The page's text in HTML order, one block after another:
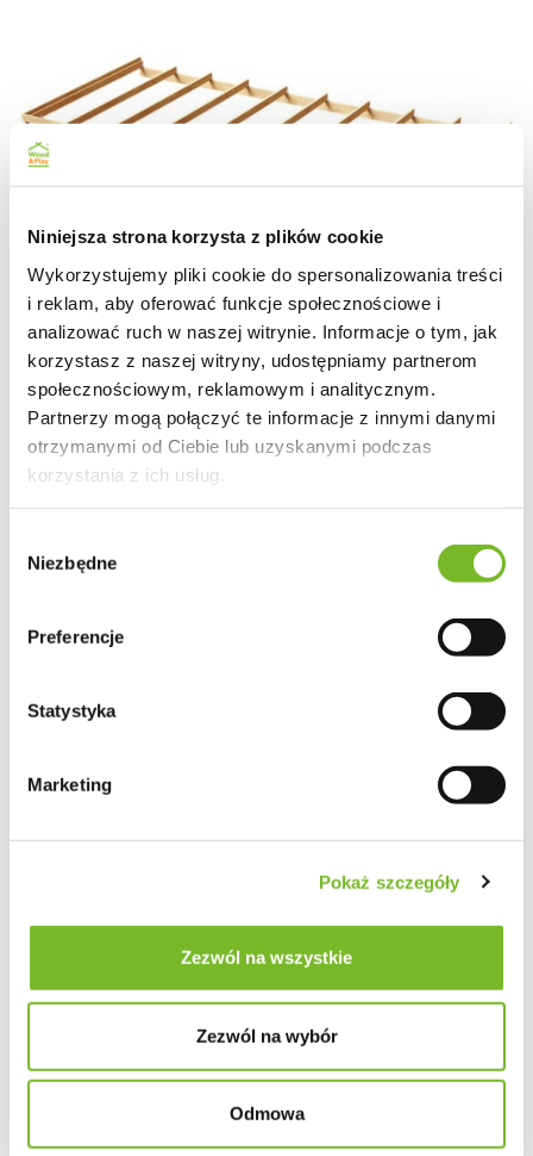
Niniejsza strona korzysta z plików cookie
Wykorzystujemy pliki cookie do spersonalizowania treści
i reklam, aby oferować funkcje społecznościowe i
analizować ruch w naszej witrynie. Informacje o tym, jak
korzystasz z naszej witryny, udostępniamy partnerom
społecznościowym, reklamowym i analitycznym.
Partnerzy mogą połączyć te informacje z innymi danymi
otrzymanymi od Ciebie lub uzyskanymi podczas
korzystania z ich usług.
zgody
Niezbędne
Preferencje
Statystyka
Marketing
Pokaż szczegóły
Zezwól na wszystkie
Zezwól na wybór
Odmowa
Zadaszenie ogrodowe przyścienne drewniane 300 x
1946.00